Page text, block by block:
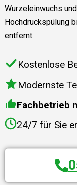
Wurzeleinwuchs
Hochdruckspülung
entfernt.
Kostenlose
Modernste
Fachbetrieb
24/7 für Sie